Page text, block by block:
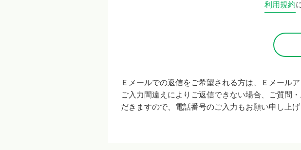
利用規約
Ｅメールでの返信をご希望される方は、Ｅメール
ご入力間違えによりご返信できない場合、ご質問
だきますので、電話番号のご入力もお願い申し上げ